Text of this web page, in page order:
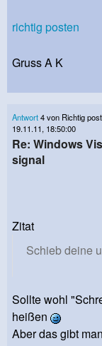
richtig posten
Gruss A K
Antwort4 von Richtig
19.11.11, 18:50:00
Re: Windows
signal
Zitat
Schieb deine
Sollte wohl
heißen
Aber das gibt